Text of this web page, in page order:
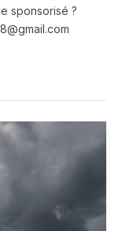
sponsorisé ?